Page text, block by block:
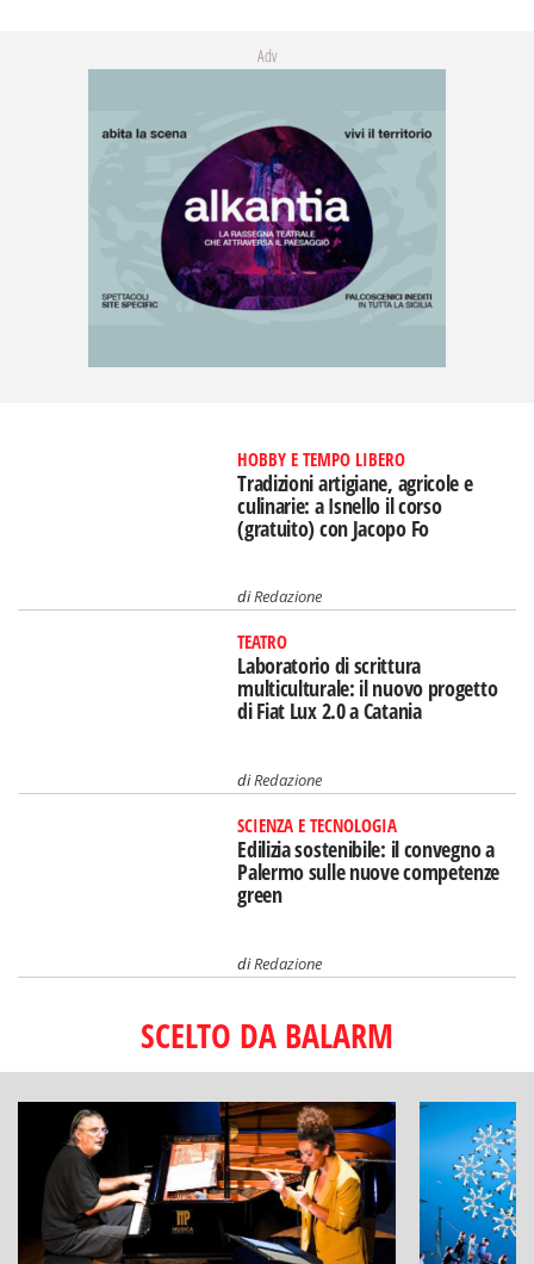
Adv
HOBBY E TEMPO LIBERO
Tradizioni artigiane, agricole e
culinarie: a Isnello il corso
(gratuito) con Jacopo Fo
diRedazione
TEATRO
Laboratorio di scrittura
multiculturale: il nuovo progetto
di Fiat Lux 2.0 a Catania
diRedazione
SCIENZA E TECNOLOGIA
Edilizia sostenibile: il convegno a
Palermo sulle nuove competenze
green
diRedazione
SCELTO DA BALARM